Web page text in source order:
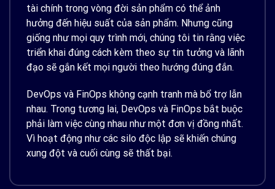
tài chính trong vòng đời sản phẩm có thể ảnh
hưởng đến hiệu suất của sản phẩm. Nhưng cũng
giống như mọi quy trình mới, chúng tôi tin rằng việc
triển khai đúng cách kèm theo sự tin tưởng và lãnh
đạo sẽ gắn kết mọi người theo hướng đúng đắn.
DevOps và FinOps không cạnh tranh mà bổ trợ lẫn
nhau. Trong tương lai, DevOps và FinOps bắt buộc
phải làm việc cùng nhau như một đơn vị đồng nhất.
Vì hoạt động như các silo độc lập sẽ khiến chúng
xung đột và cuối cùng sẽ thất bại.